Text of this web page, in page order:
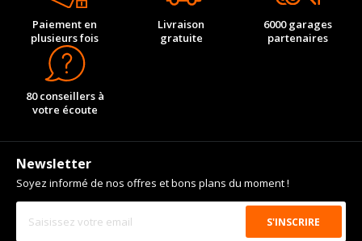
Paiement en
plusieurs fois
Livraison
gratuite
6000 garages
partenaires
80 conseillers à
votre écoute
Newsletter
Soyez informé de nos offres et bons plans du moment !